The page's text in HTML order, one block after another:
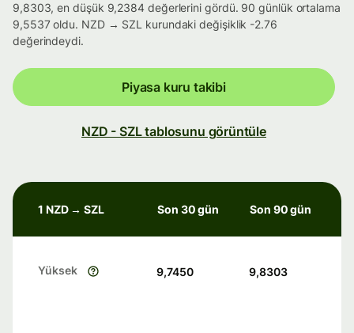
9,8303, en düşük 9,2384 değerlerini gördü. 90 günlük ortalama
9,5537 oldu. NZD → SZL kurundaki değişiklik -2.76
değerindeydi.
Piyasa kuru takibi
NZD - SZL tablosunu görüntüle
1 NZD → SZL Son 30 gün Son 90 gün
Yüksek 9,7450 9,8303